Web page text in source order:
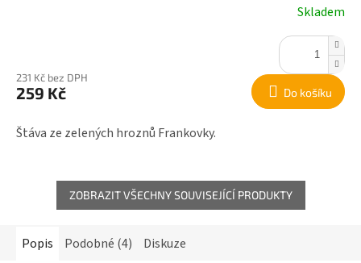
Skladem
231 Kč bez DPH
259 Kč Do košíku
Štáva ze zelených hroznů Frankovky.
ZOBRAZIT VŠECHNY SOUVISEJÍCÍ PRODUKTY
Popis Podobné (4) Diskuze